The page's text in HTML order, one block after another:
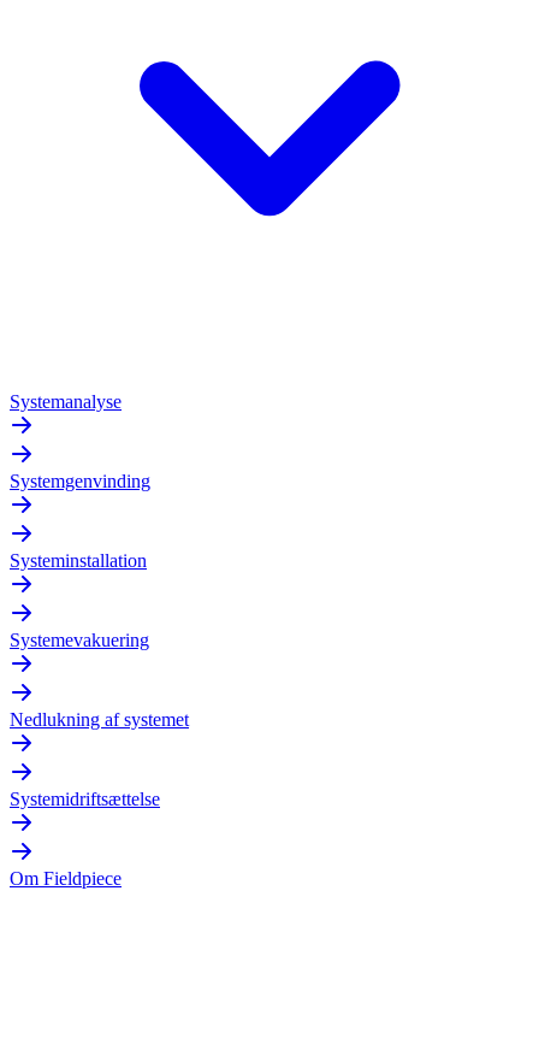
Systemanalyse
Systemgenvinding
Systeminstallation
Systemevakuering
Nedlukning af systemet
Systemidriftsættelse
Om Fieldpiece